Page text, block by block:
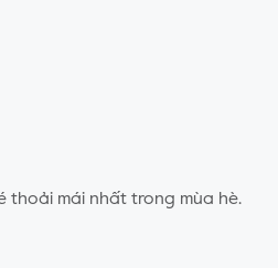
thoải mái nhất trong mùa hè.